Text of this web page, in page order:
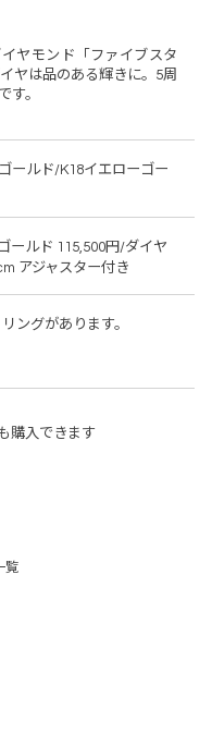
ヤモンド「ファイブスタ
ヤは品のある輝きに。5周
す。
ールド/K18イエローゴー
ールド 115,500円/ダイヤ
アジャスター付き
ングがあります。
購入できます
覧